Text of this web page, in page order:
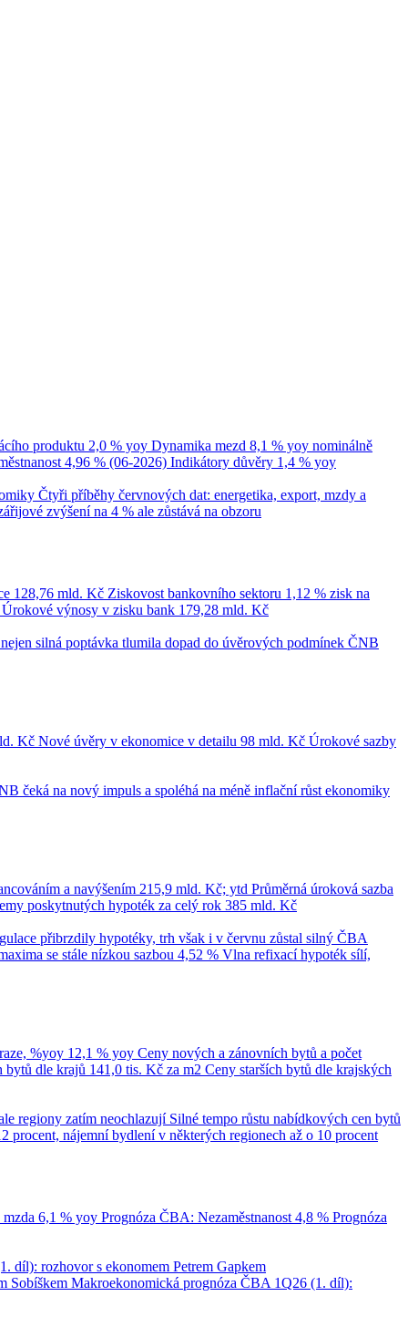
produktu 2,0 % yoy Dynamika mezd 8,1 % yoy nominálně
4,96 % (06-2026) Indikátory důvěry 1,4 % yoy
Čtyři příběhy červnových dat: energetika, export, mzdy a
zvýšení na 4 % ale zůstává na obzoru
128,76 mld. Kč Ziskovost bankovního sektoru 1,12 % zisk na
Úrokové výnosy v zisku bank 179,28 mld. Kč
silná poptávka tlumila dopad do úvěrových podmínek ČNB
Kč Nové úvěry v ekonomice v detailu 98 mld. Kč Úrokové sazby
čeká na nový impuls a spoléhá na méně inflační růst ekonomiky
a navýšením 215,9 mld. Kč; ytd Průměrná úroková sazba
poskytnutých hypoték za celý rok 385 mld. Kč
přibrzdily hypotéky, trh však i v červnu zůstal silný ČBA
se stále nízkou sazbou 4,52 % Vlna refixací hypoték sílí,
%yoy 12,1 % yoy Ceny nových a zánovních bytů a počet
bytů dle krajů 141,0 tis. Kč za m2 Ceny starších bytů dle krajských
regiony zatím neochlazují Silné tempo růstu nabídkových cen bytů
procent, nájemní bydlení v některých regionech až o 10 procent
6,1 % yoy Prognóza ČBA: Nezaměstnanost 4,8 % Prognóza
díl): rozhovor s ekonomem Petrem Gapkem
Sobíškem Makroekonomická prognóza ČBA 1Q26 (1. díl):